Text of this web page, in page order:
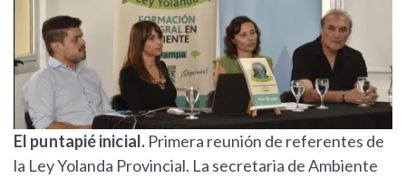
El puntapié inicial. Primera reunión de referentes de
la Ley Yolanda Provincial. La secretaria de Ambiente